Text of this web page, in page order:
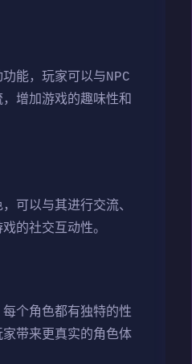
能，玩家可以与NPC
增加游戏的趣味性和
可以与其进行交流、
的社交互动性。
个角色都有独特的性
带来更真实的角色体